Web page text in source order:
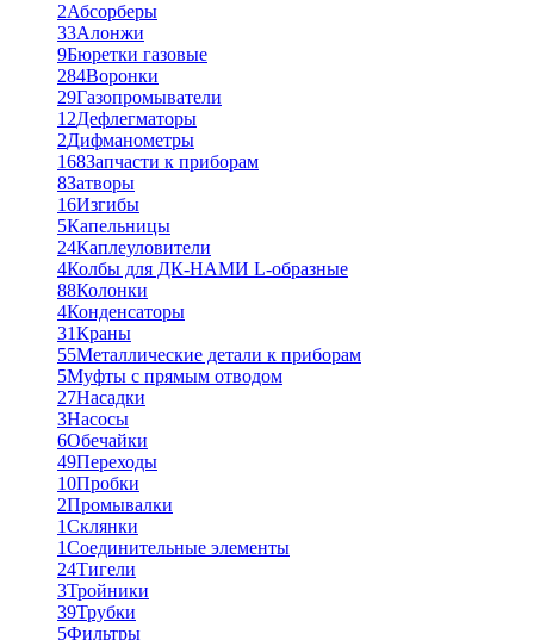
2Абсорберы
33Алонжи
9Бюретки газовые
284Воронки
29Газопромыватели
12Дефлегматоры
2Дифманометры
168Запчасти к приборам
8Затворы
16Изгибы
5Капельницы
24Каплеуловители
4Колбы для ДК-НАМИ L-образные
88Колонки
4Конденсаторы
31Краны
55Металлические детали к приборам
5Муфты с прямым отводом
27Насадки
3Насосы
6Обечайки
49Переходы
10Пробки
2Промывалки
1Склянки
1Соединительные элементы
24Тигели
3Тройники
39Трубки
5Фильтры